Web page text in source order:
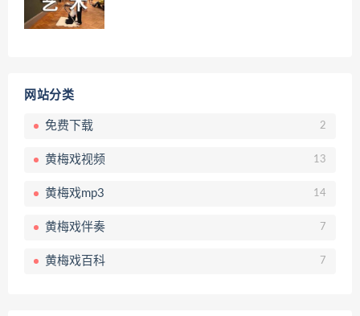
网站分类
免费下载 2
黄梅戏视频 13
黄梅戏mp3 14
黄梅戏伴奏 7
黄梅戏百科 7